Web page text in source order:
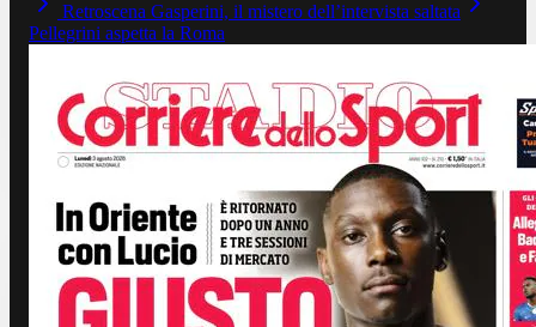
Retroscena Gasperini, il mistero dell’intervista saltata
Pellegrini aspetta la Roma